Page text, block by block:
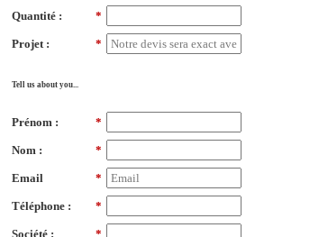
*
Quantité :
*
Projet :
Tell us about you...
*
Prénom :
*
Nom :
*
Email
*
Téléphone :
*
Société :